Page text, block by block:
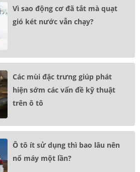
Vì sao động cơ đã tắt mà quạt
gió két nước vẫn chạy?
Các mùi đặc trưng giúp phát
hiện sớm các vấn đề kỹ thuật
trên ô tô
Ô tô ít sử dụng thì bao lâu nên
nổ máy một lần?